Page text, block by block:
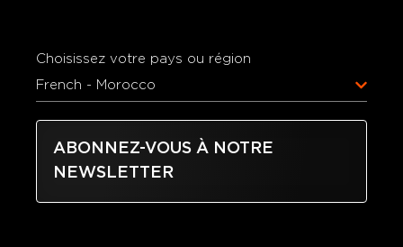
Choisissez votre pays ou région
French - Morocco
ABONNEZ-VOUS À NOTRE
NEWSLETTER